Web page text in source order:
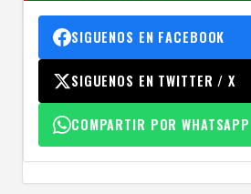
SIGUENOS EN FACEBOOK
SIGUENOS EN TWITTER / X
COMPARTIR POR WHATSAPP